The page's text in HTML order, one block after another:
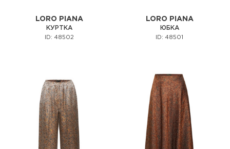
LORO PIANA
КУРТКА
ID: 48502
LORO PIANA
ЮБКА
ID: 48501